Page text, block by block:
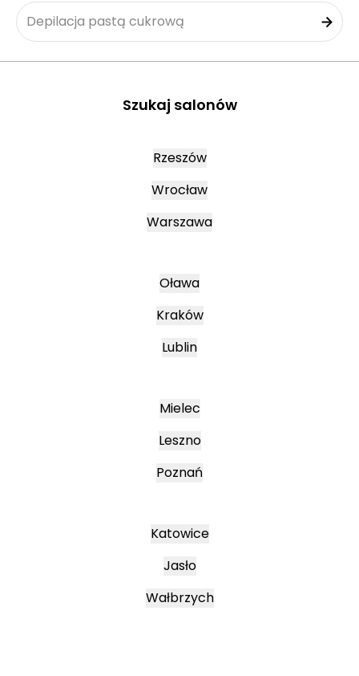
Depilacja pastą cukrową
Szukaj salonów
Rzeszów
Wrocław
Warszawa
Oława
Kraków
Lublin
Mielec
Leszno
Poznań
Katowice
Jasło
Wałbrzych